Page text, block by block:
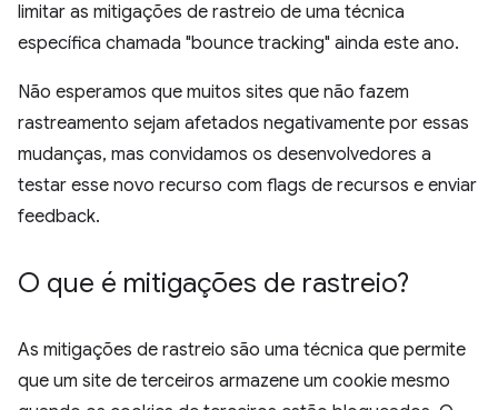
limitar as mitigações de rastreio de uma técnica
específica chamada "bounce tracking" ainda este ano.
Não esperamos que muitos sites que não fazem
rastreamento sejam afetados negativamente por essas
mudanças, mas convidamos os desenvolvedores a
testar esse novo recurso com flags de recursos e enviar
feedback.
O que é mitigações de rastreio?
As mitigações de rastreio são uma técnica que permite
que um site de terceiros armazene um cookie mesmo